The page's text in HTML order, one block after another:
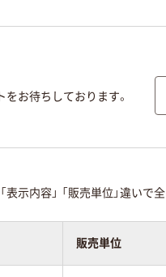
お待ちしております。
「表示内容」 「販売単位」違いで全
販売単位